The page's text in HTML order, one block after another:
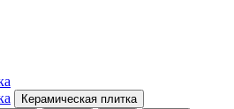
Керамическая плитка